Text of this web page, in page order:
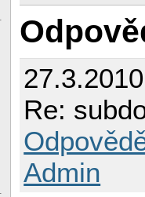
Re:
Admin